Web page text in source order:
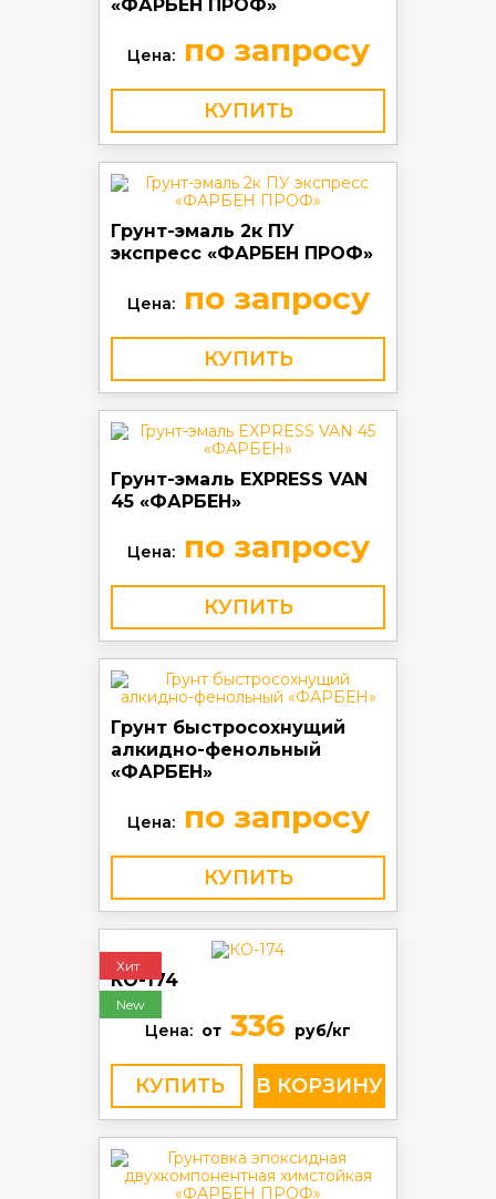
«ФАРБЕН ПРОФ»
Цена:по запросу
КУПИТЬ
Грунт-эмаль 2к ПУ
экспресс «ФАРБЕН ПРОФ»
Цена:по запросу
КУПИТЬ
Грунт-эмаль EXPRESS VAN
45 «ФАРБЕН»
Цена:по запросу
КУПИТЬ
Грунт быстросохнущий
алкидно-фенольный
«ФАРБЕН»
Цена:по запросу
КУПИТЬ
Хит
New
КО-174
Цена: от 336 руб/кг
КУПИТЬ